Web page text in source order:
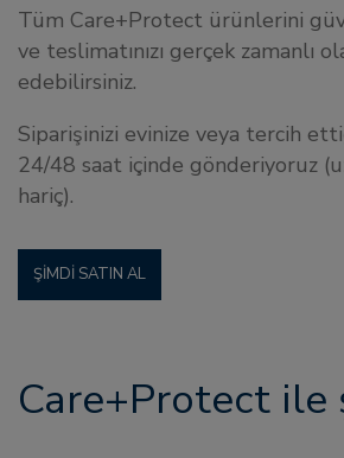
Tüm Care+Protect ürünlerini
ve teslimatınızı gerçek zamanlı
edebilirsiniz.
Siparişinizi evinize veya tercih
24/48 saat içinde gönderiyoruz
hariç).
ŞIMDI SATIN AL
Care+Protect ile